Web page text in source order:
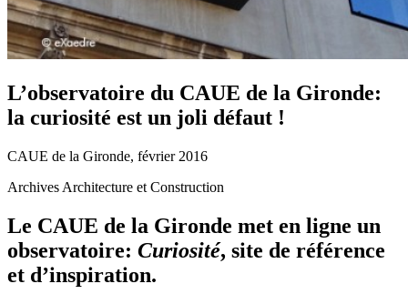
L’observatoire du CAUE de la Gironde:
la curiosité est un joli défaut !
CAUE de la Gironde, février 2016
Archives Architecture et Construction
Le CAUE de la Gironde met en ligne un
observatoire: Curiosité, site de référence
et d’inspiration.